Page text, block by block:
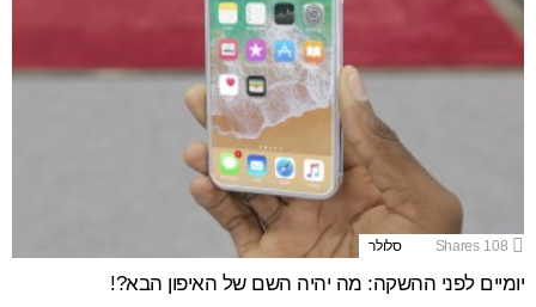
108
Shares סלולר
יומיים לפני ההשקה: מה יהיה השם של האיפון הבא?!